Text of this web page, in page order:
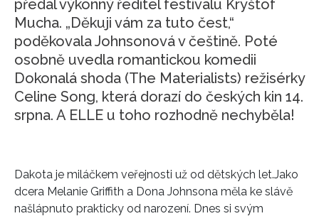
předal výkonný ředitel festivalu Kryštof
Mucha. „Děkuji vám za tuto čest,“
poděkovala Johnsonová v češtině. Poté
osobně uvedla romantickou komedii
Dokonalá shoda (The Materialists) režisérky
Celine Song, která dorazí do českých kin 14.
srpna. A ELLE u toho rozhodně nechyběla!
Dakota je miláčkem veřejnosti už od dětských let.Jako
dcera Melanie Griffith a Dona Johnsona měla ke slávě
našlápnuto prakticky od narození. Dnes si svým